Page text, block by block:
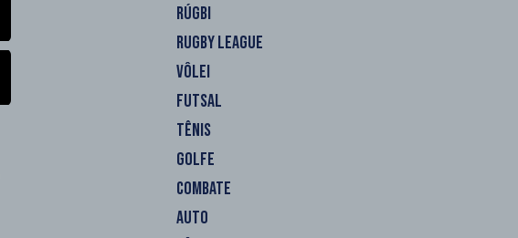
RÚGBI
RUGBY LEAGUE
VÔLEI
FUTSAL
TÊNIS
GOLFE
COMBATE
AUTO